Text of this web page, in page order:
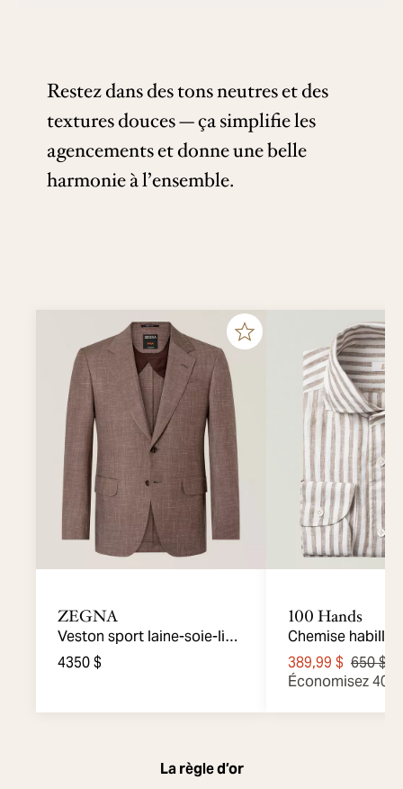
Restez dans des tons neutres et des
textures douces — ça simplifie les
agencements et donne une belle
harmonie à l’ensemble.
ZEGNA
Veston sport laine-soie-lin
croisé
4350 $
100 Hands
Chemise
rayures Bengal
389,99 $ 650 $
Économisez 40
La règle d’or